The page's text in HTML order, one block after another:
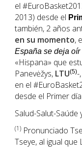
el
2013) desde el
también, 2 años
en su momento,
España se deja oír
«Hispana» que
Panevėžys, LTU(5)-
en el
desde el Primer
Salud-Salut-
(1) Pronunciado
Tseye, al igual que